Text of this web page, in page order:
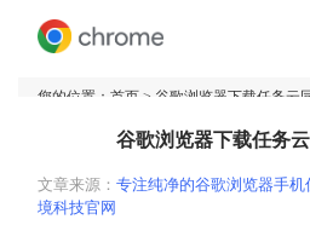
您的位置： 首页 > 谷歌浏览器下载任务云
谷歌浏览器下载任务
文章来源： 专注纯净的谷歌浏览器手机
境科技官网